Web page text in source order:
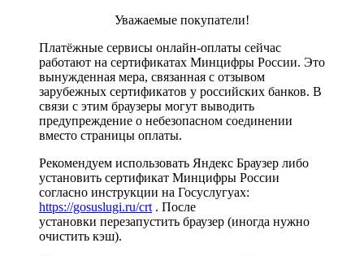
Уважаемые покупатели!
Платёжные сервисы онлайн-оплаты сейчас
работают на сертификатах Минцифры России. Это
вынужденная мера, связанная с отзывом
зарубежных сертификатов у российских банков. В
связи с этим браузеры могут выводить
предупреждение о небезопасном соединении
вместо страницы оплаты.
Рекомендуем использовать Яндекс Браузер либо
установить сертификат Минцифры России
согласно инструкции на Госуслугуах:
https://gosuslugi.ru/crt . После
установки перезапустить браузер (иногда нужно
очистить кэш).